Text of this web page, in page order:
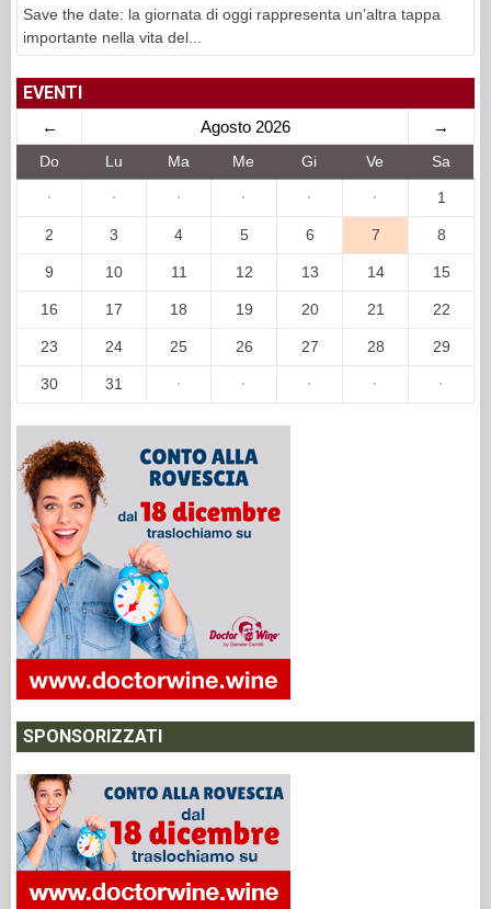
Save the date: la giornata di oggi rappresenta un’altra tappa
importante nella vita del...
EVENTI
← Agosto 2026 →
Do Lu Ma Me Gi Ve Sa
· · · · · · 1
2 3 4 5 6 7 8
9 10 11 12 13 14 15
16 17 18 19 20 21 22
23 24 25 26 27 28 29
30 31 · · · · ·
SPONSORIZZATI